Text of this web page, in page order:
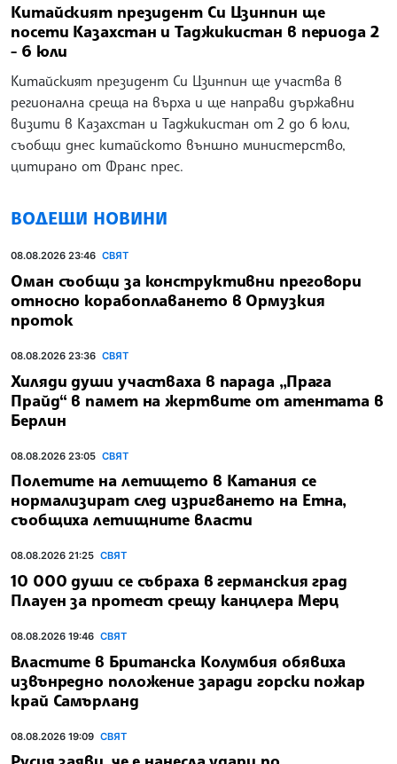
Китайският президент Си Цзинпин ще
посети Казахстан и Таджикистан в периода 2
- 6 юли
Китайският президент Си Цзинпин ще участва в
регионална среща на върха и ще направи държавни
визити в Казахстан и Таджикистан от 2 до 6 юли,
съобщи днес китайското външно министерство,
цитирано от Франс прес.
ВОДЕЩИ НОВИНИ
08.08.2026 23:46 СВЯТ
Оман съобщи за конструктивни преговори
относно корабоплаването в Ормузкия
проток
08.08.2026 23:36 СВЯТ
Хиляди души участваха в парада „Прага
Прайд“ в памет на жертвите от атентата в
Берлин
08.08.2026 23:05 СВЯТ
Полетите на летището в Катания се
нормализират след изригването на Етна,
съобщиха летищните власти
08.08.2026 21:25 СВЯТ
10 000 души се събраха в германския град
Плауен за протест срещу канцлера Мерц
08.08.2026 19:46 СВЯТ
Властите в Британска Колумбия обявиха
извънредно положение заради горски пожар
край Самърланд
08.08.2026 19:09 СВЯТ